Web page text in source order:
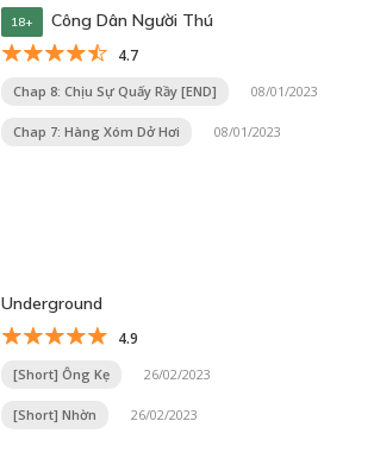
18+ Công Dân Người Thú
4.7
Chap 8: Chịu Sự Quấy Rầy [END] 08/01/2023
Chap 7: Hàng Xóm Dở Hơi 08/01/2023
Underground
4.9
[Short] Ông Kẹ 26/02/2023
[Short] Nhờn 26/02/2023